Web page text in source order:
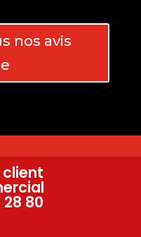
nos avis
28 80